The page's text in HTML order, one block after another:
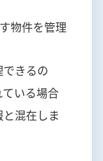
物件を管理
きるの
いる場合
混在しま